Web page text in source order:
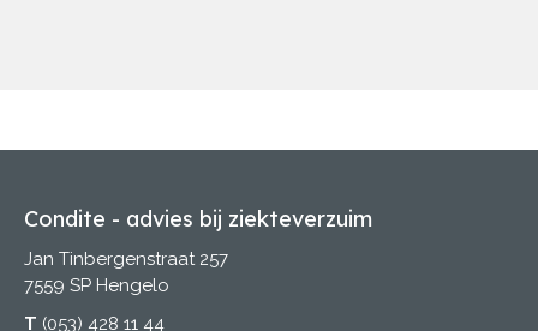
Condite - advies bij ziekteverzuim
Jan Tinbergenstraat 257
7559 SP Hengelo
T (053) 428 11 44